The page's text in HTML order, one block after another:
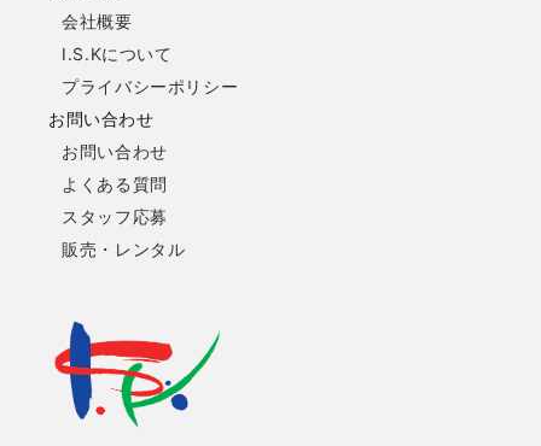
会社概要
I.S.Kについて
プライバシーポリシー
お問い合わせ
お問い合わせ
よくある質問
スタッフ応募
販売・レンタル